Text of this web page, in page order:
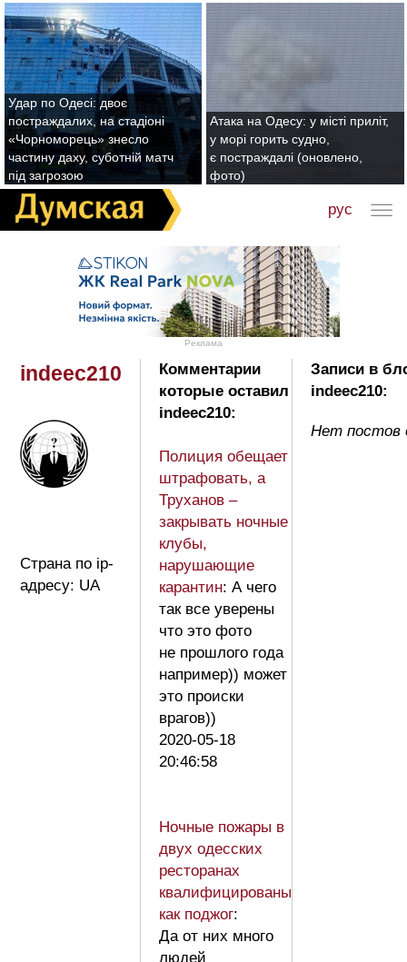
Удар по Одесі: двоє
постраждалих, на стадіоні
«Чорноморець» знесло
частину даху, суботній матч
під загрозою
Атака на Одесу: у місті приліт,
у морі горить судно,
є постраждалі (оновлено,
фото)
рус
Реклама
indeec210
Страна по ip-
адресу: UA
Комментарии
которые оставил
indeec210:
Полиция обещает
штрафовать, а
Труханов –
закрывать ночные
клубы,
нарушающие
карантин: А чего
так все уверены
что это фото
не прошлого года
например)) может
это происки
врагов))
2020-05-18
20:46:58
Ночные пожары в
двух одесских
ресторанах
квалифицированы
как поджог:
Да от них много
людей
Записи в
indeec210:
Нет постов